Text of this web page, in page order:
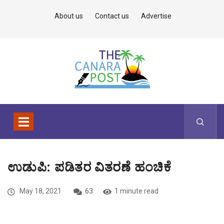
About us Contact us Advertise
ಉಡುಪಿ: ಪಡಿತರ ವಿತರಣೆ ಹಂಚಿಕೆ
May 18, 2021 63 1 minute read